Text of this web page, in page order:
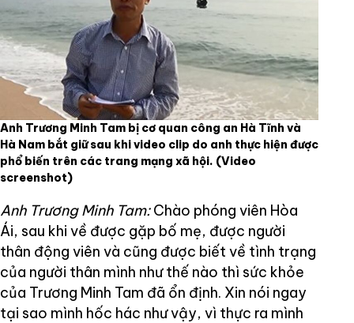
Anh Trương Minh Tam bị cơ quan công an Hà Tĩnh và
Hà Nam bắt giữ sau khi video clip do anh thực hiện được
phổ biến trên các trang mạng xã hội. (Video
screenshot)
Anh Trương Minh Tam:Chào phóng viên Hòa
Ái, sau khi về được gặp bố mẹ, được người
thân động viên và cũng được biết về tình trạng
của người thân mình như thế nào thì sức khỏe
của Trương Minh Tam đã ổn định. Xin nói ngay
tại sao mình hốc hác như vậy, vì thực ra mình